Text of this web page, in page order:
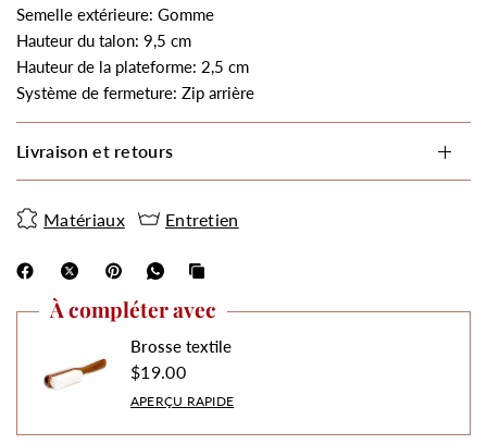
Semelle extérieure: Gomme
Hauteur du talon: 9,5 cm
Hauteur de la plateforme: 2,5 cm
Système de fermeture: Zip arrière
Livraison et retours
Matériaux Entretien
À compléter avec
Brosse textile
$19.00
APERÇU RAPIDE